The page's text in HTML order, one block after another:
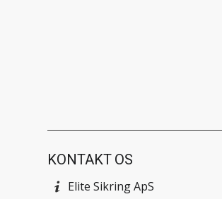
KONTAKT OS
Elite Sikring ApS